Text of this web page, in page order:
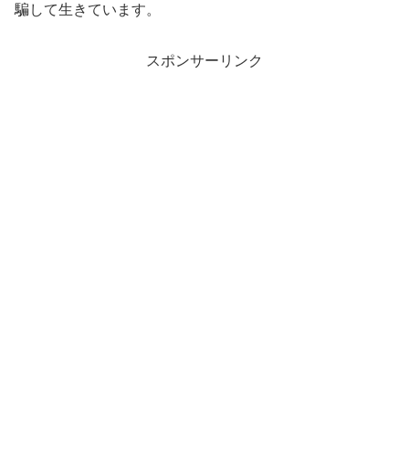
騙して生きています。
スポンサーリンク